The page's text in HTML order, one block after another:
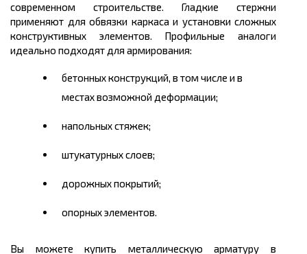
современном строительстве. Гладкие стержни
применяют для обвязки каркаса и установки сложных
конструктивных элементов. Профильные аналоги
идеально подходят для армирования:
бетонных конструкций, в том числе и в
местах возможной деформации;
напольных стяжек;
штукатурных слоев;
дорожных покрытий;
опорных элементов.
Вы можетекупить металлическую арматуру в